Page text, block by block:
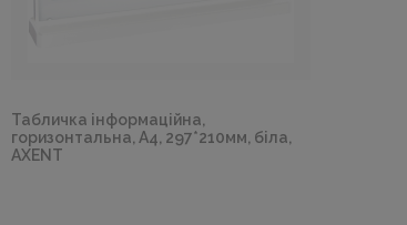
Табличка інформаційна,
горизонтальна, А4, 297*210мм, біла,
AXENT